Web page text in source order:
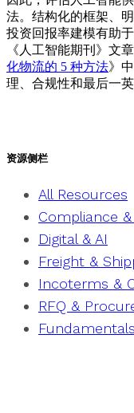
法。结构化的框架、
投资回报率建模有助
《人工智能期刊》文
化物流的 5 种方法》
理、合规性和最后一
资源侧栏
All Resources
Compliance
Digital & AI
Freight &
Incoterms &
RFQ &
Fundamentals